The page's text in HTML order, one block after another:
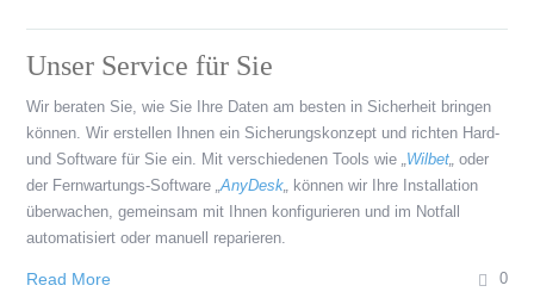
Unser Service für Sie
Wir beraten Sie, wie Sie Ihre Daten am besten in Sicherheit bringen
können. Wir erstellen Ihnen ein Sicherungskonzept und richten Hard-
und Software für Sie ein. Mit verschiedenen Tools wie Wilbet oder
der Fernwartungs-Software „AnyDesk
können wir Ihre Installation
überwachen, gemeinsam mit Ihnen konfigurieren und im Notfall
automatisiert oder manuell reparieren.
Read More 0